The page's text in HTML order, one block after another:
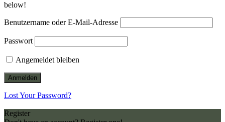
below!
Benutzername oder E-Mail-Adresse
Passwort
Angemeldet bleiben
Lost Your Password?
Register